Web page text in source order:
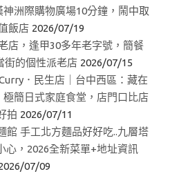
洲際購物廣場10分鐘，鬧中取
飯店 2026/07/19
店，逢甲30多年老字號，簡餐
街的個性派老店 2026/07/15
．民生店｜台中西區：藏在
簡日式家庭食堂，店門口比店
拍 2026/07/11
館 手工北方麵品好好吃..九層塔
心，2026全新菜單+地址資訊
07/09